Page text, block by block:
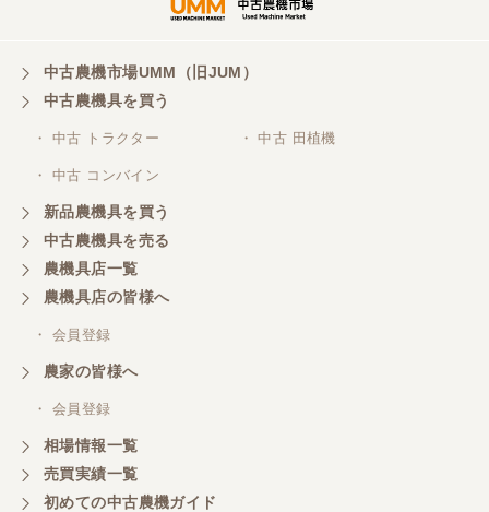
対応も、よくしてくれました、有難うございまし
三重県／山本
対応ありがとうございました。
三重県／山本
共立シュレッターを受け取りました。 状態は問題な
く、エンジンも調子がよさそうです。 ありがとうご
ざいました。
三重県／
嫌な顔をせずに一生懸命頑張ってくれる中山さんに
感謝しています。ここで3台買いましたが、これから
もよろしくお願いしたいです。
中古農機市場UMM（旧JUM）
中古農機具を買う
・ 中古 トラクター ・ 中古 田植機
・ 中古 コンバイン
新品農機具を買う
中古農機具を売る
農機具店一覧
農機具店の皆様へ
・ 会員登録
農家の皆様へ
・ 会員登録
相場情報一覧
売買実績一覧
初めての中古農機ガイド